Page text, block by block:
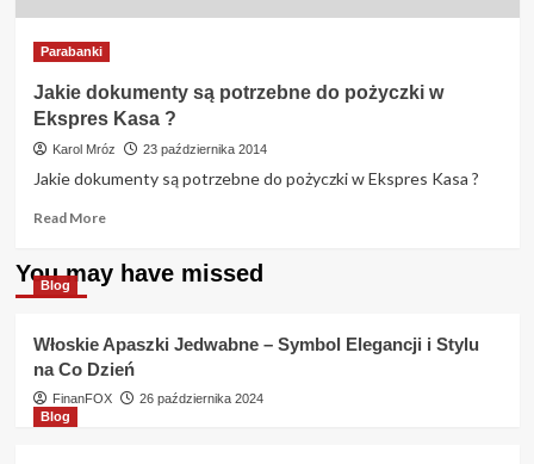
Parabanki
Jakie dokumenty są potrzebne do pożyczki w
Ekspres Kasa ?
Karol Mróz 23 października 2014
Jakie dokumenty są potrzebne do pożyczki w Ekspres Kasa ?
Read MoreRead
about
Jakie
potrzebne
do
pożyczki
You may have missed
Blog
Włoskie Apaszki Jedwabne – Symbol Elegancji i Stylu
na Co Dzień
FinanFOX
26 października 2024
Blog